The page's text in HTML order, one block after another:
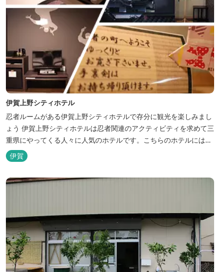
伊賀上野シティホテル
忍者ルームがある伊賀上野シティホテルで存分に観光を楽しみまし
ょう 伊賀上野シティホテルは忍者関連のアクティビティを求めて三
重県にやってくる人々に人気のホテルです。こちらのホテルには、
忍者の内装が施された部屋がいくつかあります。壁紙からトイレッ
トペーパーに至るまで、忍者に関連したデザインモチーフがあしら
われています。 伊賀上野城や伊賀流忍者博物館から徒歩わずか10
分の位置にあるこのホテ...
伊賀